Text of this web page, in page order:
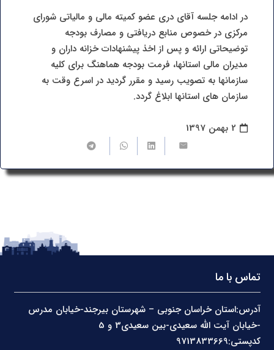
در ادامه جلسه آقای دری عضو کمیته مالی و مالیاتی شورای
مرکزی در خصوص منابع دریافتی و مصارف بودجه
توضیحاتی ارائه و پس از اخذ پیشنهادات خزانه داران و
مدیران مالی استانها، فرمت بودجه هماهنگ برای کلیه
سازمانها به تصویب رسید و مقرر گردید در اسرع وقت به
سازمان های استانها ابلاغ گردد.
2 بهمن 1397
تماس با ما
آدرس:استان خراسان جنوبی – شهرستان بیرجند-خیابان مدرس
کدپستی:9713833669